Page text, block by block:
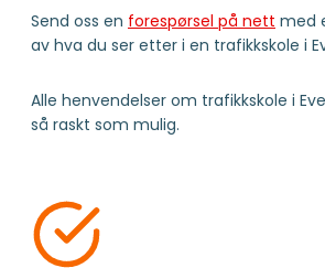
Send oss en forespørsel på nett med
av hva du ser etter i en trafikkskole i
Alle henvendelser om trafikkskole i
så raskt som mulig.